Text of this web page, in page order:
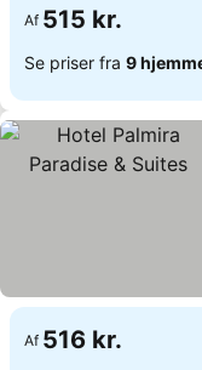
Af 515 kr.
Se priser fra 9
Af 516 kr.